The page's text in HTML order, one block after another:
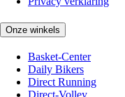
Onze winkels
Basket-Center
Daily Bikers
Direct Running
Direct-Volley